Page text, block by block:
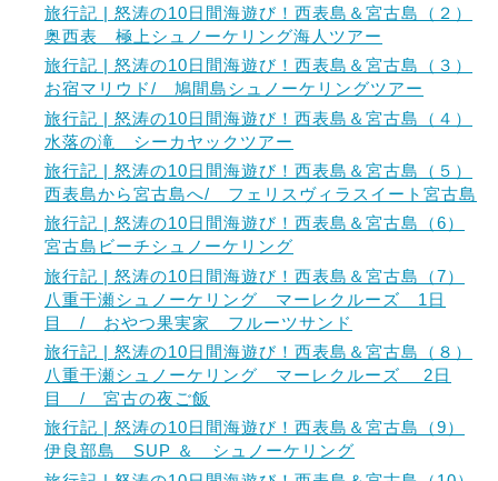
旅行記 | 怒涛の10日間海遊び！西表島＆宮古島（２）
奥西表 極上シュノーケリング海人ツアー
旅行記 | 怒涛の10日間海遊び！西表島＆宮古島（３）
お宿マリウド/ 鳩間島シュノーケリングツアー
旅行記 | 怒涛の10日間海遊び！西表島＆宮古島（４）
水落の滝 シーカヤックツアー
旅行記 | 怒涛の10日間海遊び！西表島＆宮古島（５）
西表島から宮古島へ/ フェリスヴィラスイート宮古島
旅行記 | 怒涛の10日間海遊び！西表島＆宮古島（6）
宮古島ビーチシュノーケリング
旅行記 | 怒涛の10日間海遊び！西表島＆宮古島（7）
八重干瀬シュノーケリング マーレクルーズ 1日
目 / おやつ果実家 フルーツサンド
旅行記 | 怒涛の10日間海遊び！西表島＆宮古島（８）
八重干瀬シュノーケリング マーレクルーズ 2日
目 / 宮古の夜ご飯
旅行記 | 怒涛の10日間海遊び！西表島＆宮古島（9）
伊良部島 SUP ＆ シュノーケリング